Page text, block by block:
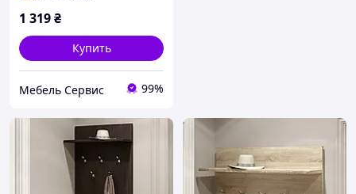
1 319₴
Купить
Мебель Сервис 99%